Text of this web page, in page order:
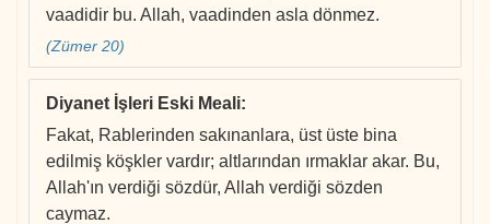
vaadidir bu. Allah, vaadinden asla dönmez.
(Zümer 20)
Diyanet İşleri Eski Meali:
Fakat, Rablerinden sakınanlara, üst üste bina
edilmiş köşkler vardır; altlarından ırmaklar akar. Bu,
Allah'ın verdiği sözdür, Allah verdiği sözden
caymaz.